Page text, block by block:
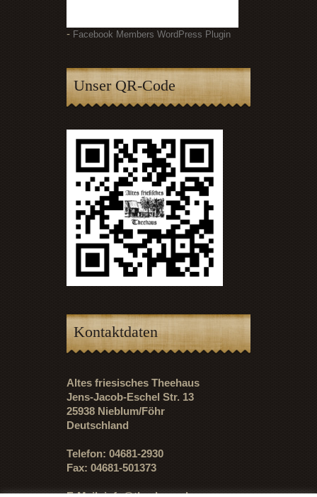
- Facebook Members WordPress Plugin
Unser QR-Code
Kontaktdaten
Altes friesisches Theehaus
Jens-Jacob-Eschel Str. 13
25938 Nieblum/Föhr
Deutschland
Telefon: 04681-2930
Fax: 04681-501373